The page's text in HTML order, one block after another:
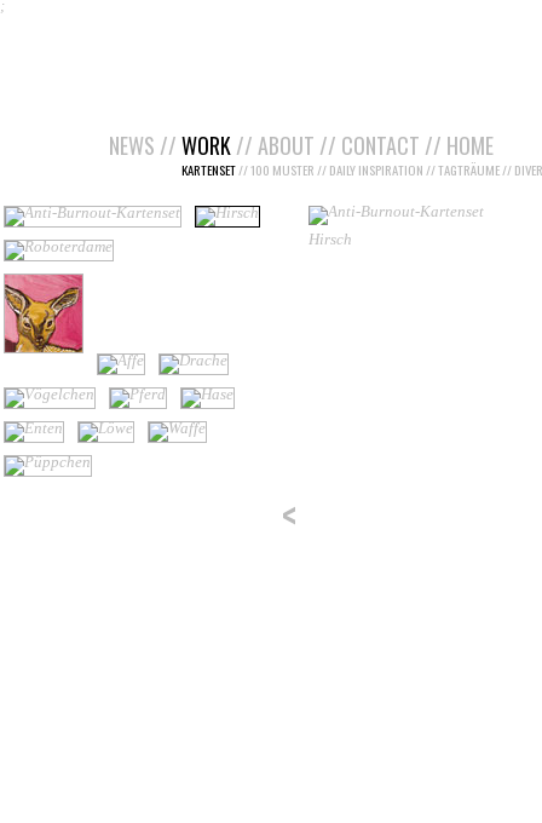
;
NEWS //WORK //
KARTENSET//100 MUSTER //DAILY INSPIRATION //TAGTRÄUME//
ABOUT // CONTACT // HOME
<
Hirsch